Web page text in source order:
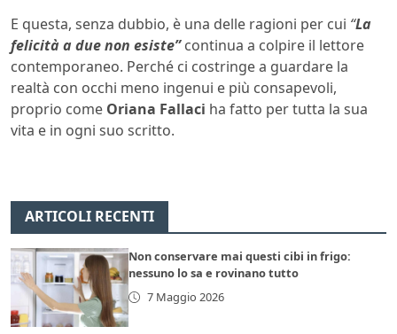
E questa, senza dubbio, è una delle ragioni per cui “La
felicità a due non esiste”continua a colpire il lettore
contemporaneo. Perché ci costringe a guardare la
realtà con occhi meno ingenui e più consapevoli,
proprio come Oriana Fallaci ha fatto per tutta la sua
vita e in ogni suo scritto.
ARTICOLI RECENTI
Non conservare mai questi cibi in frigo:
nessuno lo sa e rovinano tutto
7 Maggio 2026